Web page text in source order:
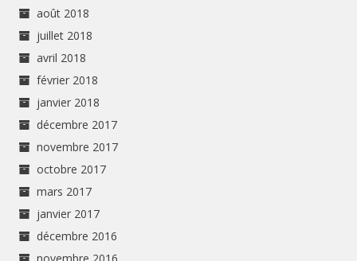
août 2018
juillet 2018
avril 2018
février 2018
janvier 2018
décembre 2017
novembre 2017
octobre 2017
mars 2017
janvier 2017
décembre 2016